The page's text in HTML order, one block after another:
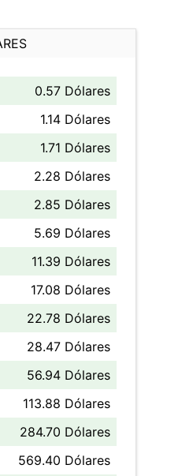
0.57 Dólares
1.14 Dólares
1.71 Dólares
2.28 Dólares
2.85 Dólares
5.69 Dólares
11.39 Dólares
17.08 Dólares
22.78 Dólares
28.47 Dólares
56.94 Dólares
113.88 Dólares
284.70 Dólares
569.40 Dólares